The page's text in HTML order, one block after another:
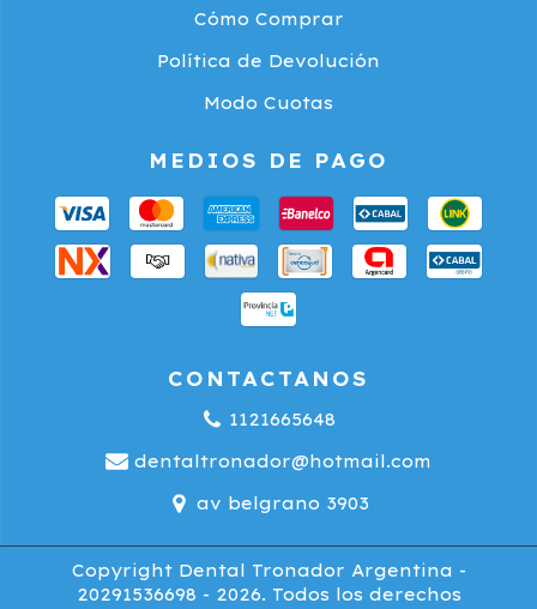
Cómo Comprar
Política de Devolución
Modo Cuotas
MEDIOS DE PAGO
CONTACTANOS
1121665648
dentaltronador@hotmail.com
av belgrano 3903
Copyright Dental Tronador Argentina -
20291536698 - 2026. Todos los derechos